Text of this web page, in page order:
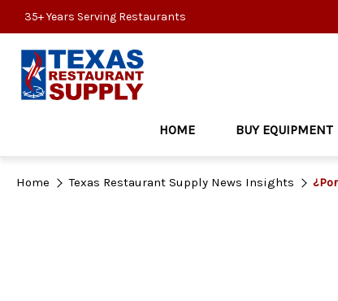
35+ Years Serving Restaurants
HOME BUY EQUIPMENT
Home Texas Restaurant Supply News Insights